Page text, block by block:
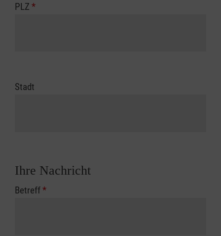
PLZ *
Stadt
Ihre Nachricht
Betreff*